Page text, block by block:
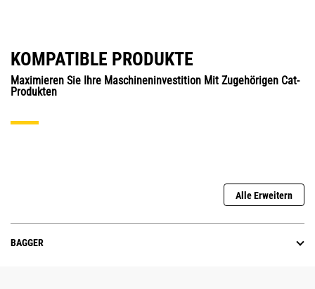
KOMPATIBLE PRODUKTE
Maximieren Sie Ihre Maschineninvestition Mit Zugehörigen Cat-
Produkten
Alle Erweitern
BAGGER